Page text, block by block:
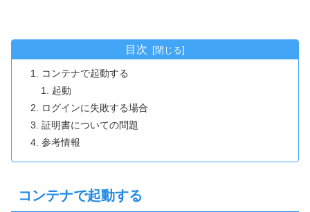
目次
コンテナで起動する
起動
ログインに失敗する場合
証明書についての問題
参考情報
コンテナで起動する